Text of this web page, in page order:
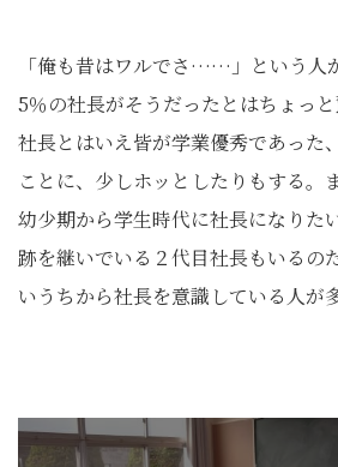
「俺も昔はワルでさ……」という人
5％の社長がそうだったとはちょっと
社長とはいえ皆が学業優秀であった
ことに、少しホッとしたりもする。
幼少期から学生時代に社長になりた
跡を継いでいる２代目社長もいるの
いうちから社長を意識している人が